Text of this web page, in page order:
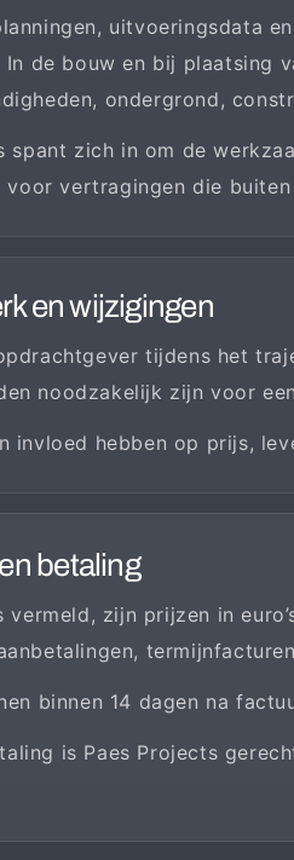
uitvoeringsdata
In de bouw en bij plaatsing
ondergrond,
spant zich in om de
voor vertragingen die
en wijzigingen
tijdens het
noodzakelijk zijn voor
invloed hebben op prijs,
betaling
vermeld, zijn prijzen in
binnen 14 dagen na
is Paes Projects